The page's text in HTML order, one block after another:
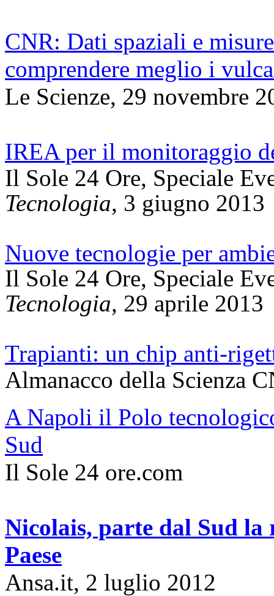
CNR: Dati spaziali e
comprendere meglio i
Le Scienze, 29 novembre
IREA per il monitoraggio
Il Sole 24 Ore, Speciale
Tecnologia, 3 giugno 2013
Nuove tecnologie per
Il Sole 24 Ore, Speciale
Tecnologia, 29 aprile 2013
Trapianti: un chip anti-
Almanacco della Scienza
A Napoli il Polo
Sud
Il Sole 24 ore.com
Nicolais, parte dal Sud
Paese
Ansa.it, 2 luglio 2012